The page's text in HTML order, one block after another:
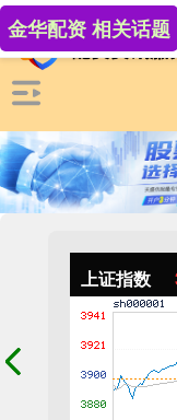
上证指数
金华配资 相关话题